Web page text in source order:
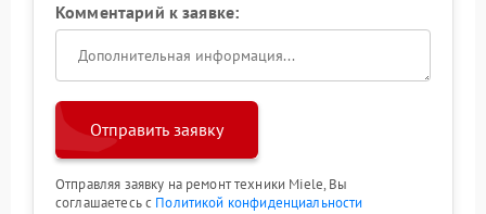
Комментарий к заявке:
Отправить заявку
Отправляя заявку на ремонт техники Miele, Вы
соглашаетесь с Политикой конфиденциальности